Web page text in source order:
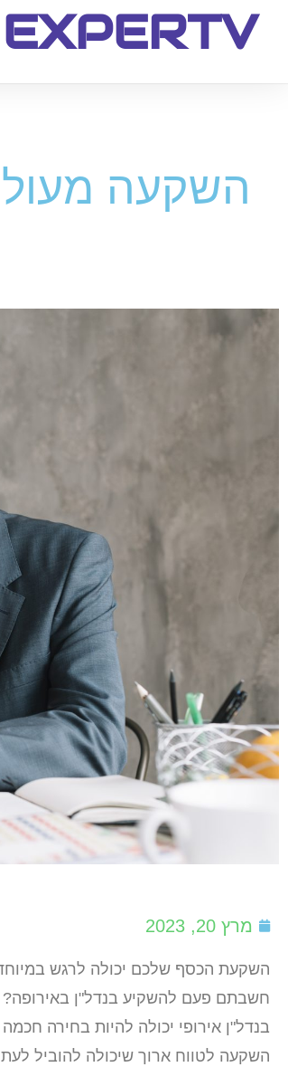
EXPERTV
השקעה
מרץ 20, 2023
השקעת הכסף שלכם יכולה לרגש
חשבתם פעם להשקיע בנדל"ן באירופה?
בנדל"ן אירופי יכולה להיות בחירה
השקעה לטווח ארוך שיכולה להוביל